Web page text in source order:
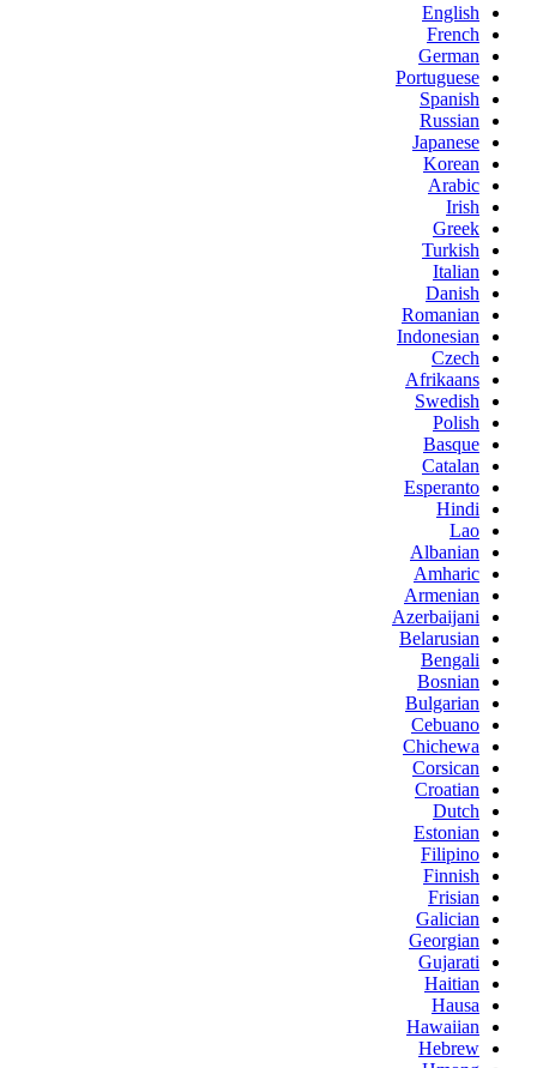
English
French
German
Portuguese
Spanish
Russian
Japanese
Korean
Arabic
Irish
Greek
Turkish
Italian
Danish
Romanian
Indonesian
Czech
Afrikaans
Swedish
Polish
Basque
Catalan
Esperanto
Hindi
Lao
Albanian
Amharic
Armenian
Azerbaijani
Belarusian
Bengali
Bosnian
Bulgarian
Cebuano
Chichewa
Corsican
Croatian
Dutch
Estonian
Filipino
Finnish
Frisian
Galician
Georgian
Gujarati
Haitian
Hausa
Hawaiian
Hebrew